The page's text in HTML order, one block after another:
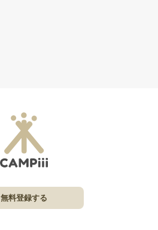
無料登録する